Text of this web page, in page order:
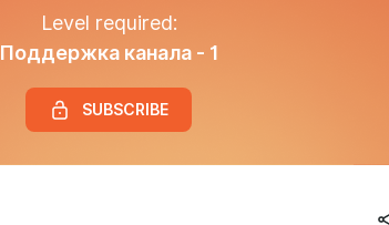
Level required:
Поддержка канала - 1
SUBSCRIBE